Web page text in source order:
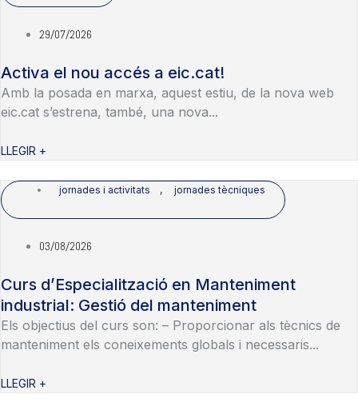
29/07/2026
Activa el nou accés a eic.cat!
Amb la posada en marxa, aquest estiu, de la nova web
eic.cat s’estrena, també, una nova...
LLEGIR +
jornades i activitats , jornades tècniques
03/08/2026
Curs d’Especialització en Manteniment
industrial: Gestió del manteniment
Els objectius del curs son: – Proporcionar als tècnics de
manteniment els coneixements globals i necessaris...
LLEGIR +